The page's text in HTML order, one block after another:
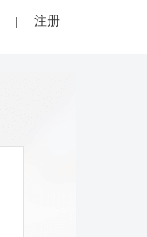
注册